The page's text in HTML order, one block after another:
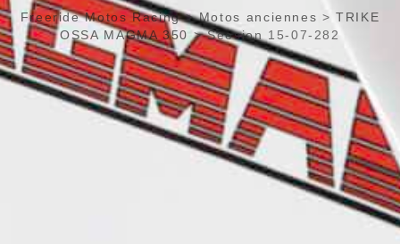
Freeride Motos Racing>Motos anciennes >TRIKE
OSSA MAGMA 350 >Seesion 15-07-282